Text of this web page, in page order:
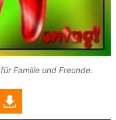
Familie und Freunde.